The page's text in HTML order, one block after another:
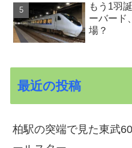
もう1羽
ーバード
場？
最近の投稿
柏駅の突端で見た東武